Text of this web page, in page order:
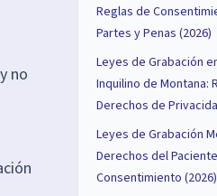
no
Reglas de
Partes y Penas (2026)
Leyes de Grabación
Inquilino de Montana:
Derechos de
Leyes de Grabación
Derechos del
Consentimiento (2026)